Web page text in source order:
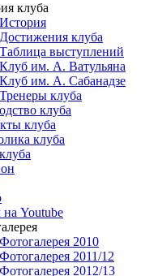
клуба
История
Достижения клуба
Таблица выступлений
Клуб им. А. Ватульяна
Клуб им. А. Сабанадзе
Тренеры клуба
клуба
клуба
клуба
на Youtube
Фотогалерея 2010
Фотогалерея 2011/12
Фотогалерея 2012/13